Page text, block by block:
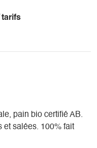
tarifs
pain bio certifié AB.
et salées. 100% fait